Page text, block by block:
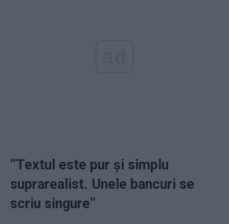
”Textul este pur și simplu
suprarealist. Unele bancuri se
scriu singure”